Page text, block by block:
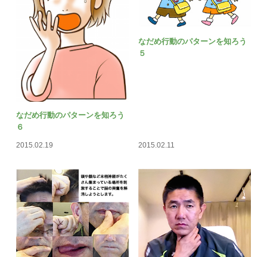
なだめ行動のパターンを知ろう
６
2015.02.19
なだめ行動のパターンを知ろう
５
2015.02.11